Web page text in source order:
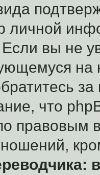
личной
вы не
что
правовым